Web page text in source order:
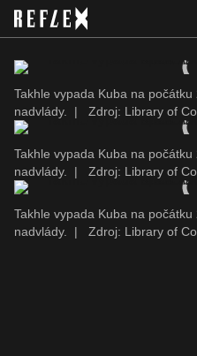
Takhle vypada Kuba na
nadvlády.
| Zdroj: Library of
Takhle vypada Kuba na
nadvlády.
| Zdroj: Library of
Takhle vypada Kuba na
nadvlády.
| Zdroj: Library of